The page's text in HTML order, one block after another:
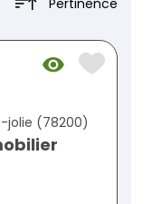
jolie (78200)